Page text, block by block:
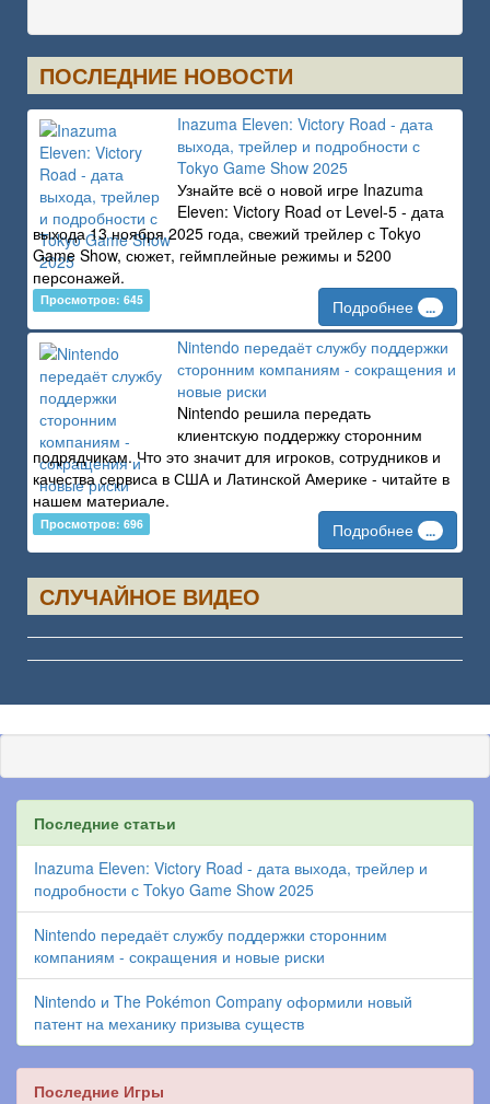
ПОСЛЕДНИЕ НОВОСТИ
Inazuma Eleven: Victory Road - дата
выхода, трейлер и подробности с
Tokyo Game Show 2025
Узнайте всё о новой игре Inazuma
Eleven: Victory Road от Level-5 - дата
выхода 13 ноября 2025 года, свежий трейлер с Tokyo
Game Show, сюжет, геймплейные режимы и 5200
персонажей.
Просмотров: 645 Подробнее ...
Nintendo передаёт службу поддержки
сторонним компаниям - сокращения и
новые риски
Nintendo решила передать
клиентскую поддержку сторонним
подрядчикам. Что это значит для игроков, сотрудников и
качества сервиса в США и Латинской Америке - читайте в
нашем материале.
Просмотров: 696 Подробнее ...
СЛУЧАЙНОЕ ВИДЕО
Последние статьи
Inazuma Eleven: Victory Road - дата выхода, трейлер и
подробности с Tokyo Game Show 2025
Nintendo передаёт службу поддержки сторонним
компаниям - сокращения и новые риски
Nintendo и The Pokémon Company оформили новый
патент на механику призыва существ
Последние Игры